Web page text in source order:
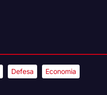
Defesa Economia